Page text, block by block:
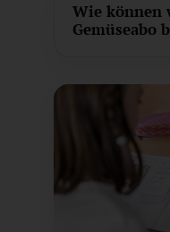
Wie können
Gemüseabo